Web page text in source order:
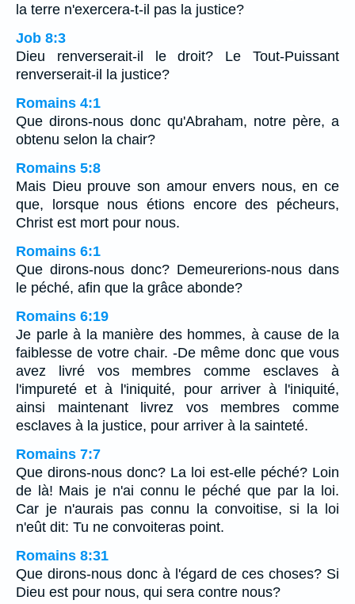
la terre n'exercera-t-il pas la justice?
Job 8:3
Dieu renverserait-il le droit? Le Tout-Puissant
renverserait-il la justice?
Romains 4:1
Que dirons-nous donc qu'Abraham, notre père, a
obtenu selon la chair?
Romains 5:8
Mais Dieu prouve son amour envers nous, en ce
que, lorsque nous étions encore des pécheurs,
Christ est mort pour nous.
Romains 6:1
Que dirons-nous donc? Demeurerions-nous dans
le péché, afin que la grâce abonde?
Romains 6:19
Je parle à la manière des hommes, à cause de la
faiblesse de votre chair. -De même donc que vous
avez livré vos membres comme esclaves à
l'impureté et à l'iniquité, pour arriver à l'iniquité,
ainsi maintenant livrez vos membres comme
esclaves à la justice, pour arriver à la sainteté.
Romains 7:7
Que dirons-nous donc? La loi est-elle péché? Loin
de là! Mais je n'ai connu le péché que par la loi.
Car je n'aurais pas connu la convoitise, si la loi
n'eût dit: Tu ne convoiteras point.
Romains 8:31
Que dirons-nous donc à l'égard de ces choses? Si
Dieu est pour nous, qui sera contre nous?